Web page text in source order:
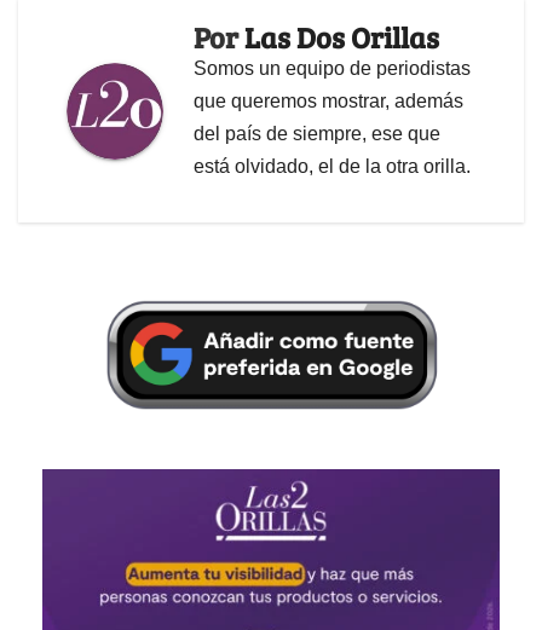
PorLas Dos Orillas
Somos un equipo de periodistas
que queremos mostrar, además
del país de siempre, ese que
está olvidado, el de la otra orilla.